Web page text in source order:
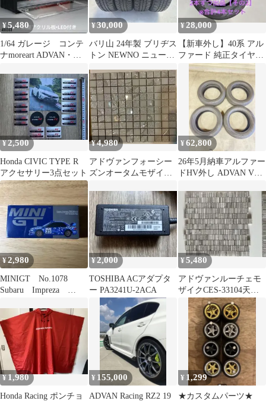
¥5,480
1/64 ガレージ コンテ
ナmoreart ADVAN・ア
ー
¥30,000
バリ山 24年製 ブリヂス
トン NEWNO ニューノ
¥28,000
【新車外し】40系 アル
ファード 純正タイヤ
225/65R17 2本【その
②】
¥2,500
Honda CIVIC TYPE R
アクセサリー3点セット
¥4,980
アドヴァンフォーシー
ズンオータムモザイク
295×295mm
¥62,800
26年5月納車アルファー
ドHV外し ADVAN V03
¥2,980
MINIGT No.1078
Subaru Impreza
¥2,000
TOSHIBA ACアダプタ
ー PA3241U-2ACA
¥5,480
アドヴァンルーチェモ
ザイクCES-33104天然
石モザイクタイル1シー
ト＋端材
¥1,980
Honda Racing ポンチョ
¥ 155,000
ADVAN Racing RZ2 19
¥ 1,299
★カスタムパーツ★